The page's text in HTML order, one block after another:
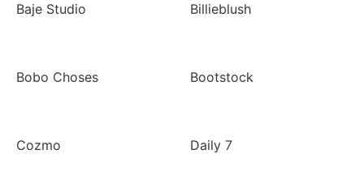
Baje Studio Billieblush
Bobo Choses Bootstock
Cozmo Daily 7